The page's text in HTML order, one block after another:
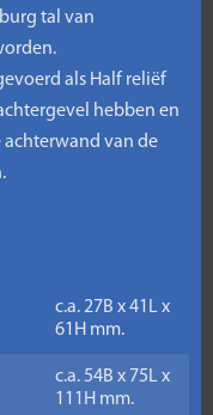
tal van
als Half reliëf
hebben en
van de
c.a. 27B x 41L x
61H mm.
c.a. 54B x 75L x
111H mm.